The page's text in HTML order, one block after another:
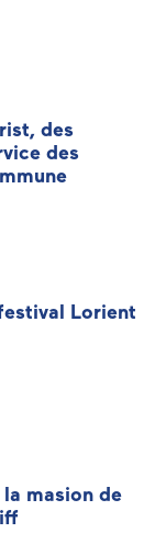
des
des
Lorient
masion de